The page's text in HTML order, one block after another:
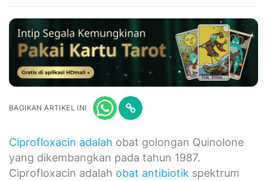
BAGIKAN ARTIKEL INI
Ciprofloxacin adalah obat golongan Quinolone
yang dikembangkan pada tahun 1987.
Ciprofloxacin adalah obat antibiotik spektrum